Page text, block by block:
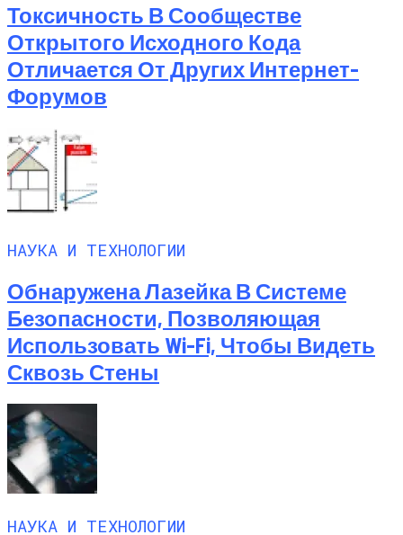
Токсичность В Сообществе
Открытого Исходного Кода
Отличается От Других Интернет-
Форумов
НАУКА И ТЕХНОЛОГИИ
Обнаружена Лазейка В Системе
Безопасности, Позволяющая
Использовать Wi-Fi, Чтобы Видеть
Сквозь Стены
НАУКА И ТЕХНОЛОГИИ